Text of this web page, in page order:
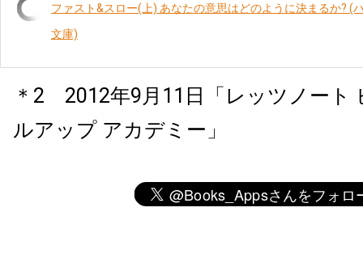
ファスト&スロー(上) あなたの意思はどのように決まるか? (
文庫)
＊2 2012年9月11日「レッツノート
ルアップ アカデミー」